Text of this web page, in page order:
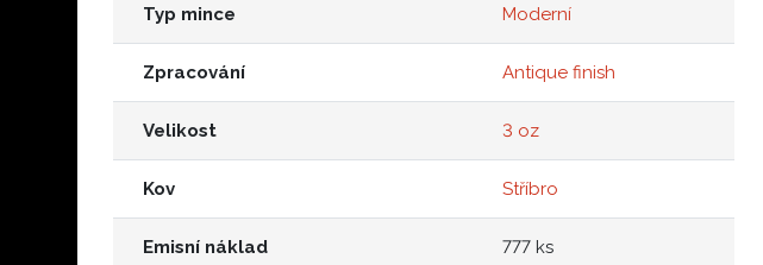
Typ mince Moderní
Zpracování Antique finish
Velikost 3 oz
Kov Stříbro
Emisní náklad 777 ks